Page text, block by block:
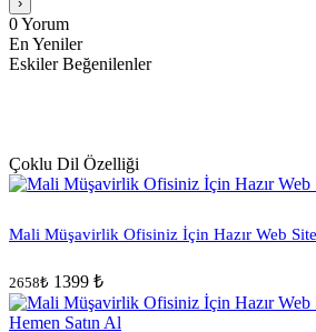
0Yorum
En Yeniler
Eskiler Beğenilenler
Çoklu Dil Özelliği
Mali Müşavirlik Ofisiniz İçin Hazır Web
2658₺ 1399 ₺